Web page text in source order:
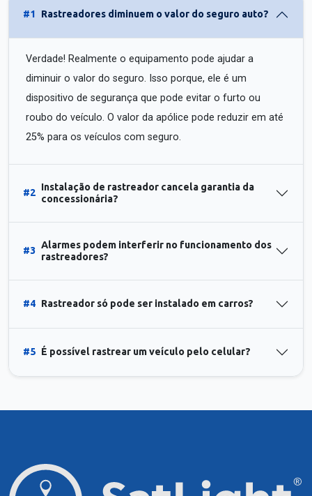
#1 Rastreadores diminuem o valor do seguro auto?
Verdade! Realmente o equipamento pode ajudar a
diminuir o valor do seguro. Isso porque, ele é um
dispositivo de segurança que pode evitar o furto ou
roubo do veículo. O valor da apólice pode reduzir em até
25% para os veículos com seguro.
#2
Instalação de rastreador cancela garantia da
concessionária?
#3
Alarmes podem interferir no funcionamento dos
rastreadores?
#4 Rastreador só pode ser instalado em carros?
#5 É possível rastrear um veículo pelo celular?